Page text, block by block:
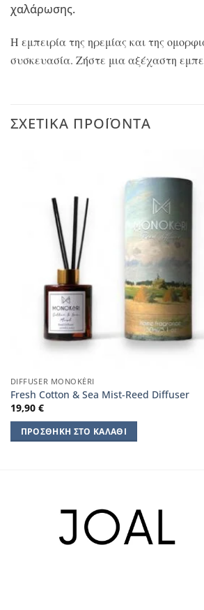
χαλάρωσης.
Η εμπειρία της ηρεμίας και της
συσκευασία. Ζήστε μια αξέχαστη
ΣΧΕΤΙΚΆ ΠΡΟΪΌΝΤΑ
DIFFUSER MONOKÈRI
Fresh Cotton & Sea Mist-Reed Diffuser
19,90 €
ΠΡΟΣΘΉΚΗ ΣΤΟ ΚΑΛΆΘΙ